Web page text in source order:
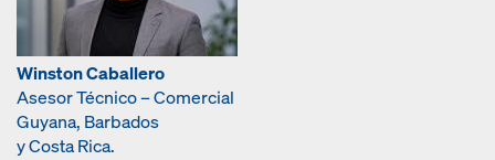
Winston Caballero
Asesor Técnico – Comercial
Guyana, Barbados
y Costa Rica.